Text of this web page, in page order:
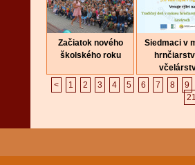
Začiatok nového
školského roku
Siedmaci v
<
1 2 3 4 5 6 7 8
9